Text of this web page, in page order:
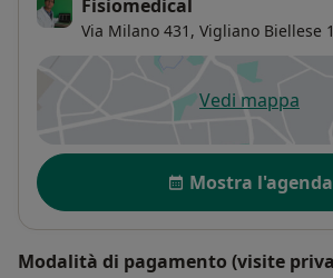
Fisiomedical
Via Milano 431, Vigliano Biellese
Vedi mappa
si apre in
Disponibilità
Mostra l'agenda
Modalità di pagamento (visite